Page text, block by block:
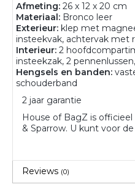
Afmeting: 26 x 12 x 20 cm
Materiaal: Bronco leer
Exterieur: klep met
insteekvak, achtervak met
Interieur: 2
insteekzak, 2
Hengsels en banden:
schouderband
2 jaar garantie
House of BagZ is
& Sparrow. U kunt voor
Reviews (0)